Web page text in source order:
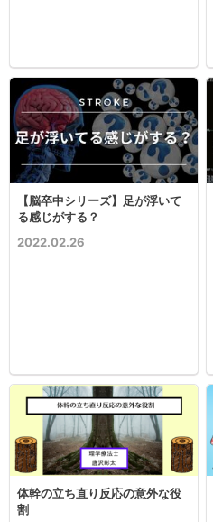
【脳卒中シリーズ】足が浮いて
る感じがする？
2022.02.26
体幹の立ち直り反応の意外な役
割